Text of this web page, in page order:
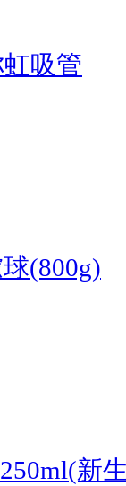
吸管
(800g)
新